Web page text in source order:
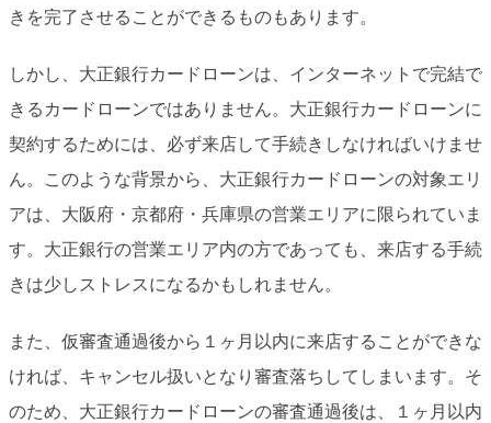
きを完了させることができるものもあります。
しかし、大正銀行カードローンは、インターネットで完結で
きるカードローンではありません。大正銀行カードローンに
契約するためには、必ず来店して手続きしなければいけませ
ん。このような背景から、大正銀行カードローンの対象エリ
アは、大阪府・京都府・兵庫県の営業エリアに限られていま
す。大正銀行の営業エリア内の方であっても、来店する手続
きは少しストレスになるかもしれません。
また、仮審査通過後から１ヶ月以内に来店することができな
ければ、キャンセル扱いとなり審査落ちしてしまいます。そ
のため、大正銀行カードローンの審査通過後は、１ヶ月以内